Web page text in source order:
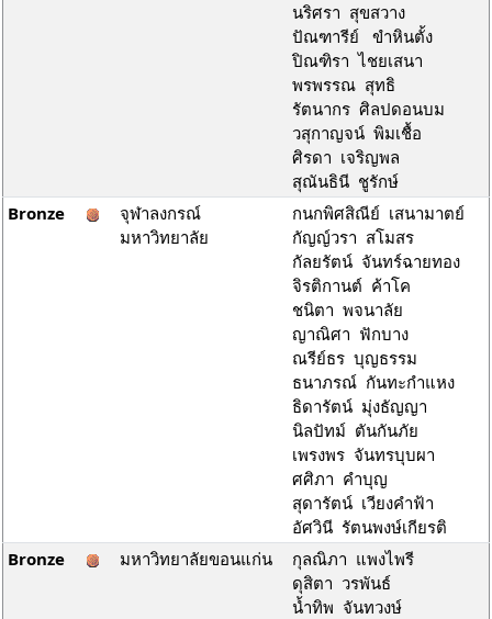
นริศรา สุขสวาง
ปัณฑารีย์ ขำหินตั้ง
ปิณฑิรา ไชยเสนา
พรพรรณ สุทธิ
รัตนากร ศิลปดอนบม
วสุกาญจน์ พิมเชื้อ
ศิรดา เจริญพล
สุณันธินี ชูรักษ์
Bronze
จุฬาลงกรณ์
มหาวิทยาลัย
กนกพิศสิณีย์ เสนามาตย์
กัญญ์วรา สโมสร
กัลยรัตน์ จันทร์ฉายทอง
จิรติกานต์ ค้าโค
ชนิตา พจนาลัย
ญาณิศา ฟักบาง
ณรีย์ธร บุญธรรม
ธนาภรณ์ กันทะกำแหง
ธิดารัตน์ มุ่งธัญญา
นิลปัทม์ ตันกันภัย
เพรงพร จันทรบุบผา
ศศิภา คำบุญ
สุดารัตน์ เวียงคำฟ้า
อัศวินี รัตนพงษ์เกียรติ
Bronze
มหาวิทยาลัยขอนแก่น
กุลณิภา แพงไพรี
ดุสิตา วรพันธ์
น้ำทิพ จันทวงษ์